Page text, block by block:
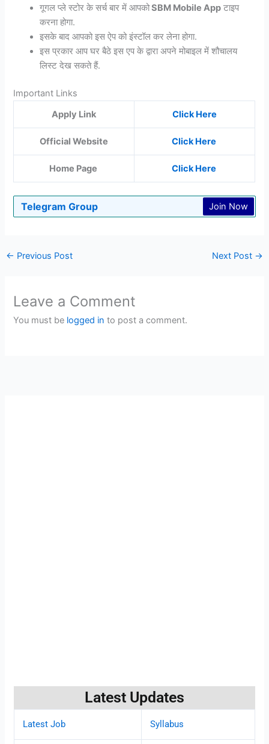
गूगल प्ले स्टोर के सर्च बार में आपकोSBM Mobile App टाइप
करना होगा.
इसके बाद आपको इस ऐप को इंस्टॉल कर लेना होगा.
इस प्रकार आप घर बैठे इस एप के द्वारा अपने मोबाइल में शौचालय
लिस्ट देख सकते हैं.
Important Links
Apply Link
Click Here
Official Website Click Here
Home Page Click Here
Telegram Group Join Now
← Previous Post Next Post →
Leave a Comment
You must be logged in to post a comment.
Latest Updates
Latest Job Syllabus